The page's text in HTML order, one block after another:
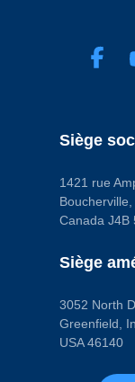
Siège
1421 rue
Canada J4B
Siège
3052 North
Greenfield,
USA 46140